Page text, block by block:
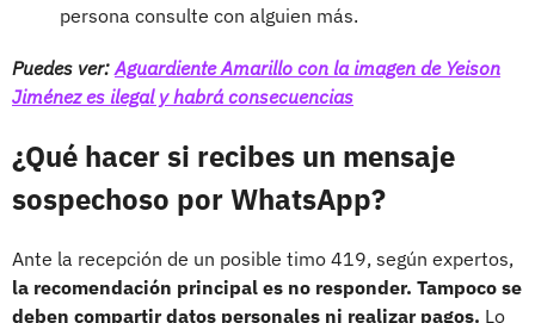
persona consulte con alguien más.
Puedes ver: Aguardiente Amarillo con la imagen de Yeison
Jiménez es ilegal y habrá consecuencias
¿Qué hacer si recibes un mensaje
sospechoso por WhatsApp?
Ante la recepción de un posible timo 419, según expertos,
la recomendación principal es no responder. Tampoco se
deben compartir datos personales ni realizar pagos. Lo